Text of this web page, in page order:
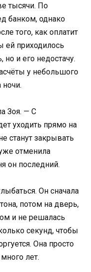
тысячи. По
банком, однако
того, как оплатит
ей приходилось
но и его недостачу.
у небольшого
ночи.
Зоя. — С
уходить прямо на
станут закрывать
отменила
он последний.
Он сначала
потом на дверь,
и не решалась
секунд, чтобы
Она просто
лет.